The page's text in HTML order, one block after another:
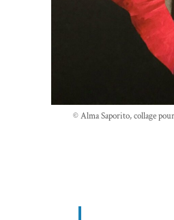
© Alma Sapor­i­to, col­lage